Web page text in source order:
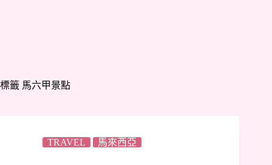
標籤 馬六甲景點
TRAVEL 馬來西亞